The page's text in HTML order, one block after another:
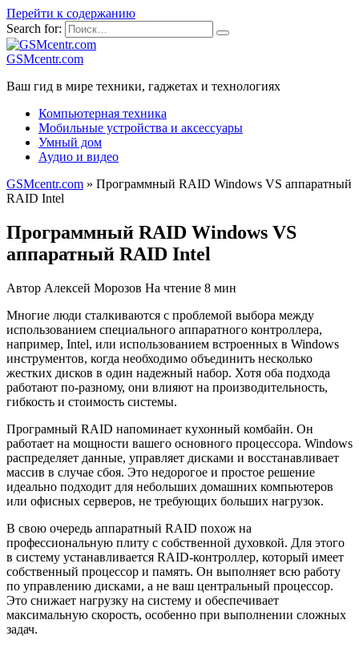
Перейти к содержанию
Search for:
GSMcentr.com
Ваш гид в мире техники, гаджетах и технологиях
Компьютерная техника
Мобильные устройства и аксессуары
Умный дом
Аудио и видео
GSMcentr.com » Программный RAID Windows VS аппаратный
RAID Intel
Программный RAID Windows VS
аппаратный RAID Intel
Автор Алексей Морозов На чтение 8 мин
Многие люди сталкиваются с проблемой выбора между
использованием специального аппаратного контроллера,
например, Intel, или использованием встроенных в Windows
инструментов, когда необходимо объединить несколько
жестких дисков в один надежный набор. Хотя оба подхода
работают по-разному, они влияют на производительность,
гибкость и стоимость системы.
Програмный RAID напоминает кухонный комбайн. Он
работает на мощности вашего основного процессора. Windows
распределяет данные, управляет дисками и восстанавливает
массив в случае сбоя. Это недорогое и простое решение
идеально подходит для небольших домашних компьютеров
или офисных серверов, не требующих больших нагрузок.
В свою очередь аппаратный RAID поxож на
профессиональную плиту с собственной духовкой. Для этого
в систему устанавливается RAID-контроллер, который имеет
собственный процессор и память. Он выполняет всю работу
по управлению дисками, а не ваш центральный процессор.
Это снижает нагрузку на систему и обеспечивает
максимальную скорость, особенно при выполнении сложных
задач.